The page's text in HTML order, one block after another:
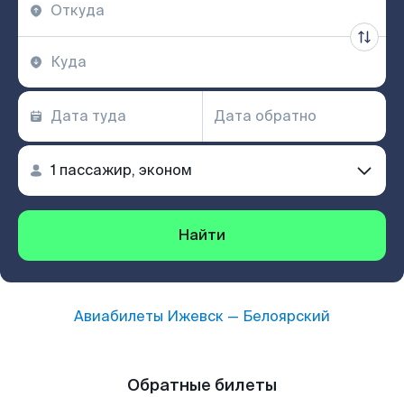
Найти
Авиабилеты Ижевск — Белоярский
Обратные билеты